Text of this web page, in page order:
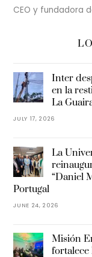
CEO y fundadora
Inter
en la
La
JULY 17, 2026
La
“Daniel
Portugal
JUNE 24, 2026
Misión
fortalece